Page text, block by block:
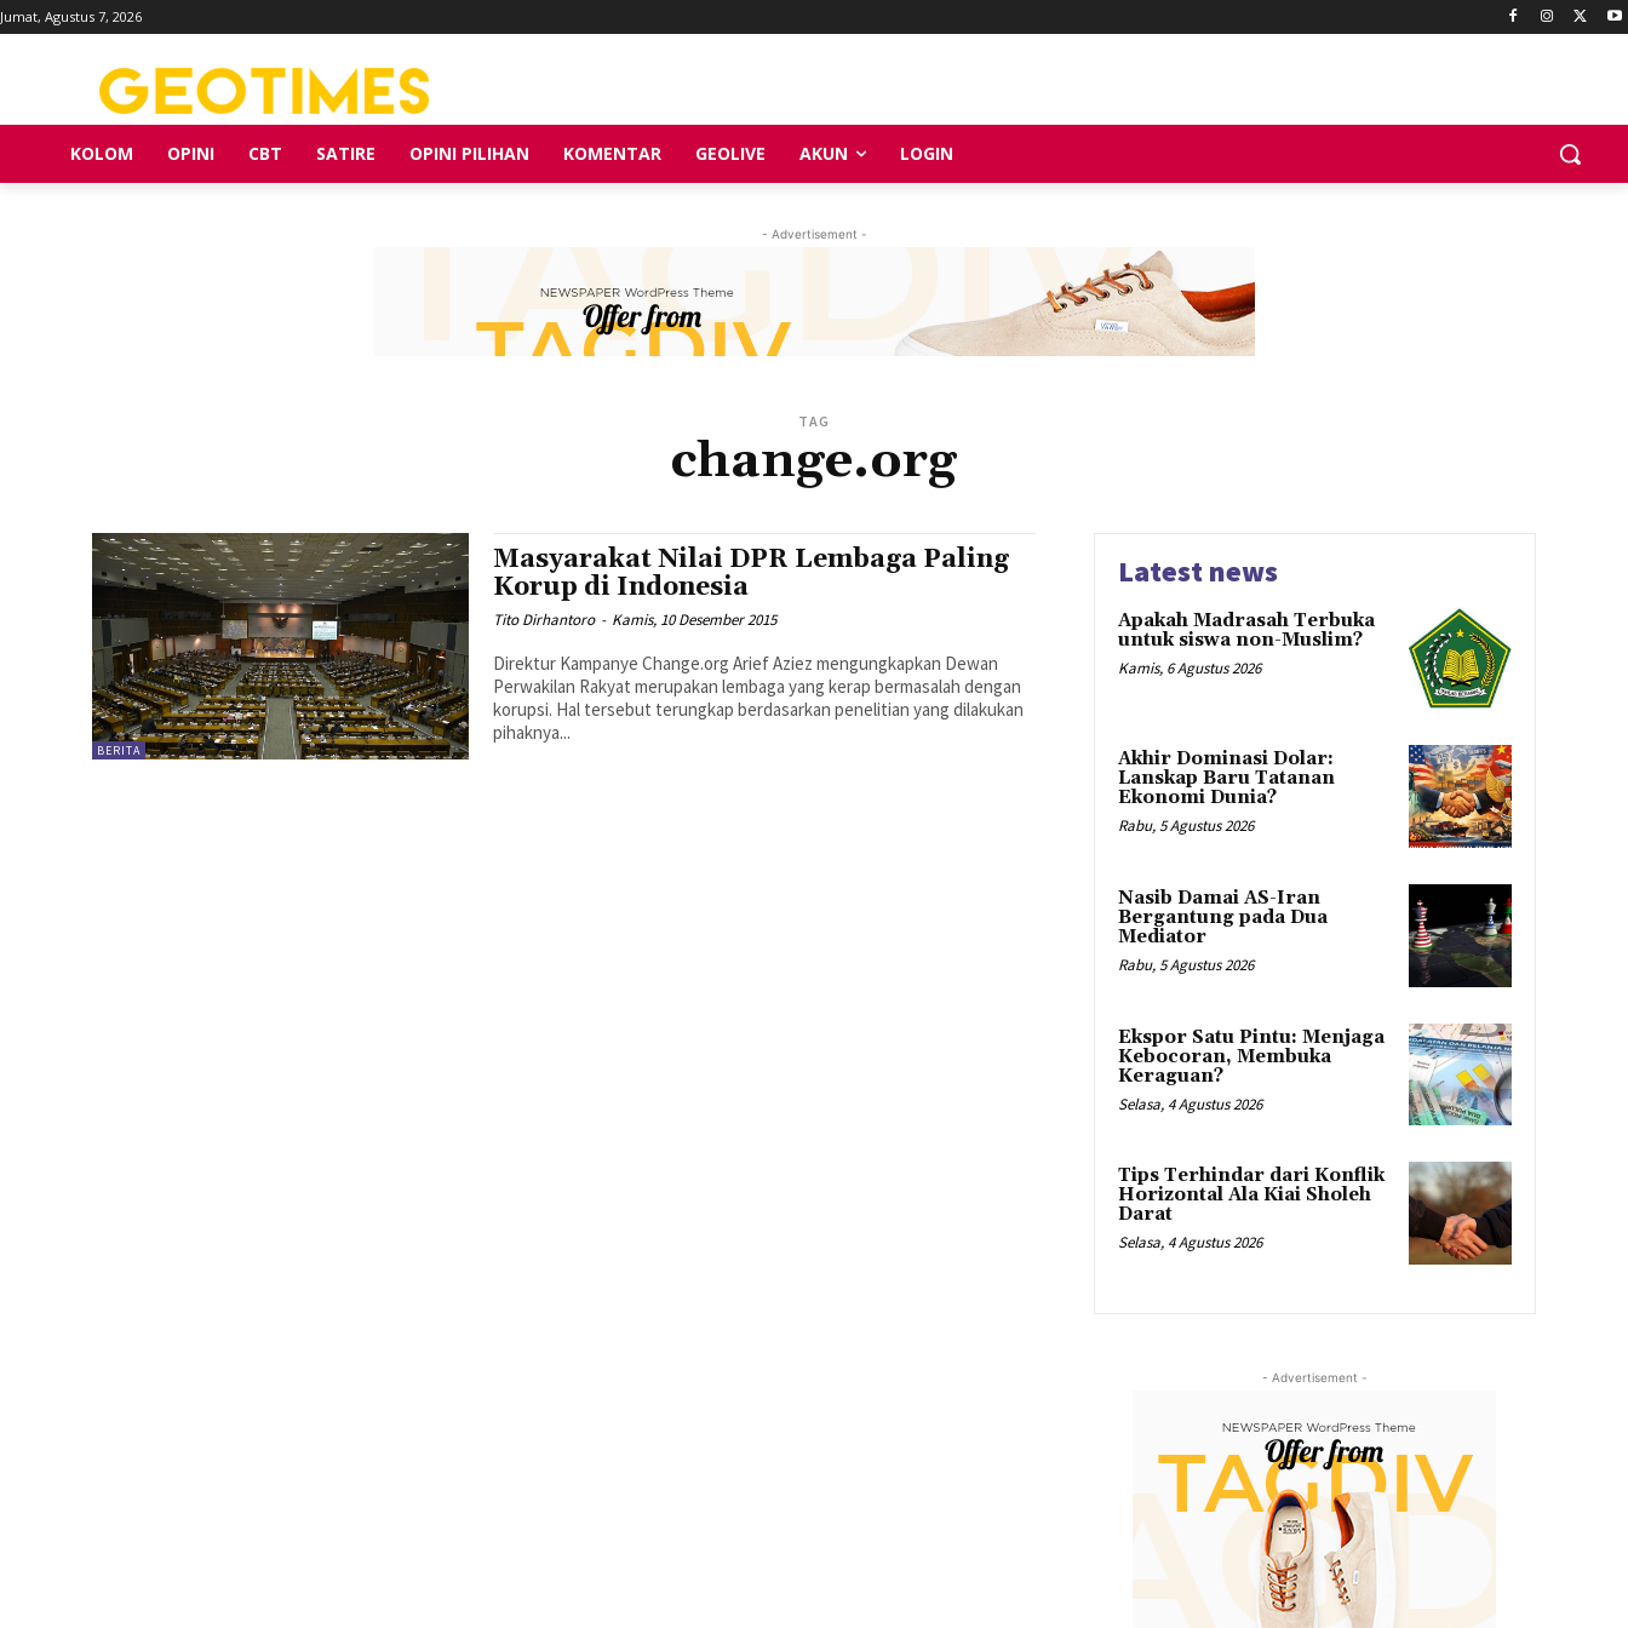
Jumat, Agustus 7, 2026
KOLOM OPINI CBT SATIRE OPINI PILIHAN KOMENTAR GEOLIVE AKUN LOGIN
- Advertisement -
TAG
change.org
BERITA
Masyarakat Nilai DPR Lembaga Paling
Korup di Indonesia
Tito Dirhantoro - Kamis, 10 Desember 2015
Direktur Kampanye Change.org Arief Aziez mengungkapkan Dewan
Perwakilan Rakyat merupakan lembaga yang kerap bermasalah dengan
korupsi. Hal tersebut terungkap berdasarkan penelitian yang dilakukan
pihaknya...
Latest news
Apakah Madrasah Terbuka
untuk siswa non-Muslim?
Kamis, 6 Agustus 2026
Akhir Dominasi Dolar:
Lanskap Baru Tatanan
Ekonomi Dunia?
Rabu, 5 Agustus 2026
Nasib Damai AS-Iran
Bergantung pada Dua
Mediator
Rabu, 5 Agustus 2026
Ekspor Satu Pintu: Menjaga
Kebocoran, Membuka
Keraguan?
Selasa, 4 Agustus 2026
Tips Terhindar dari Konflik
Horizontal Ala Kiai Sholeh
Darat
Selasa, 4 Agustus 2026
- Advertisement -